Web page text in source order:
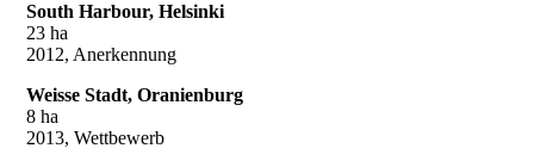
South Harbour, Helsinki
23 ha
2012, Anerkennung
Weisse Stadt, Oranienburg
8 ha
2013, Wettbewerb